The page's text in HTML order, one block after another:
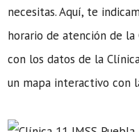
necesitas. Aquí, te
horario de atención de la
con los datos de la
un mapa interactivo con